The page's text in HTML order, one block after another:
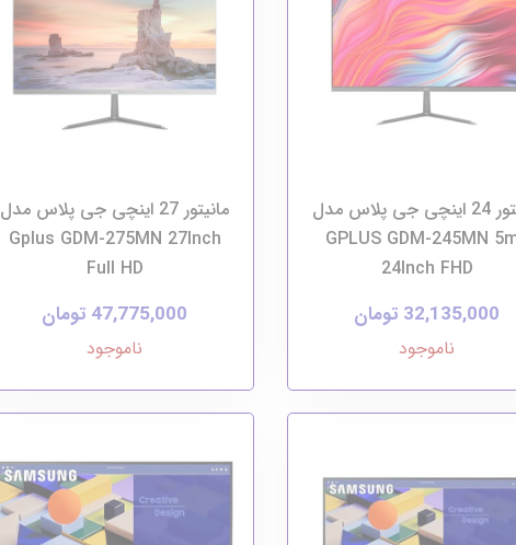
مانیتور 24 اینچی جی پلاس مدل
GPLUS GDM-245MN
24Inch FHD
32,135,000 تومان
ناموجود
مانیتور 27 اینچی جی پلاس مدل
Gplus GDM-275MN 27Inch
Full HD
47,775,000 تومان
ناموجود